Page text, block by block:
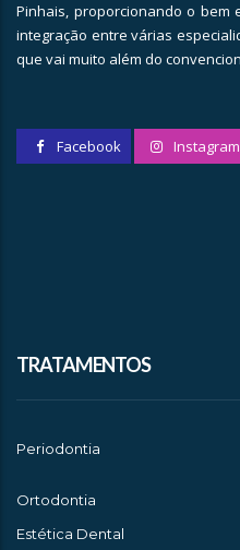
Pinhais, proporcionando o bem
integração entre várias
que vai muito além do
Facebook Instagram
TRATAMENTOS
Periodontia
Ortodontia
Estética Dental